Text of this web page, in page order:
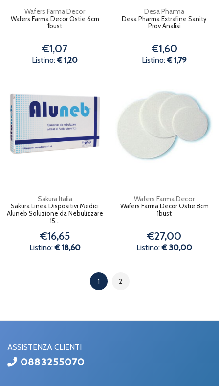
Wafers Farma Decor
Wafers Farma Decor Ostie 6cm
1bust
€1,07
Listino:€ 1,20
Desa Pharma
Desa Pharma Extrafine Sanity
Prov Analisi
€1,60
Listino:€ 1,79
Sakura Italia
Sakura Linea Dispositivi Medici
Aluneb Soluzione da Nebulizzare
15...
€16,65
Listino:€ 18,60
Wafers Farma Decor
Wafers Farma Decor Ostie 8cm
1bust
€27,00
Listino:€ 30,00
1 2
ASSISTENZA CLIENTI
0883255070